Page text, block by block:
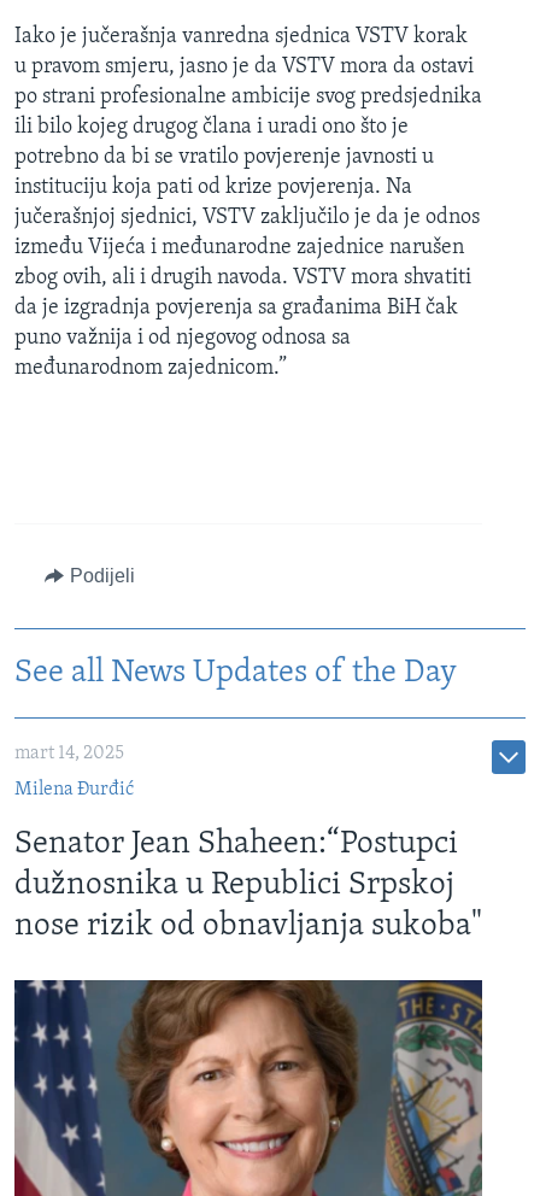
Iako je jučerašnja vanredna sjednica VSTV korak
u pravom smjeru, jasno je da VSTV mora da ostavi
po strani profesionalne ambicije svog predsjednika
ili bilo kojeg drugog člana i uradi ono što je
potrebno da bi se vratilo povjerenje javnosti u
instituciju koja pati od krize povjerenja. Na
jučerašnjoj sjednici, VSTV zaključilo je da je odnos
između Vijeća i međunarodne zajednice narušen
zbog ovih, ali i drugih navoda. VSTV mora shvatiti
da je izgradnja povjerenja sa građanima BiH čak
puno važnija i od njegovog odnosa sa
međunarodnom zajednicom.”
Podijeli
See all News Updates of the Day
mart 14, 2025
Milena Đurđić
Senator Jean Shaheen:“Postupci
dužnosnika u Republici Srpskoj
nose rizik od obnavljanja sukoba"